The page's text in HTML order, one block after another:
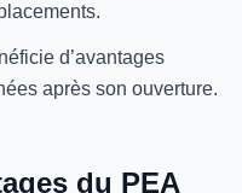
d’avantages
après son ouverture.
du PEA